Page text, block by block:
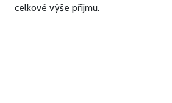
celkové výše příjmu.